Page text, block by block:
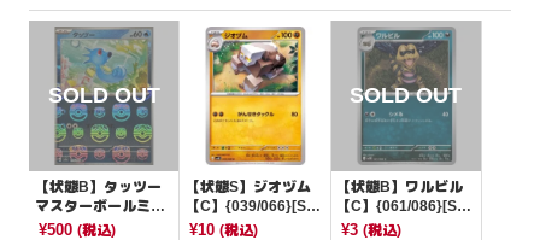
【状態B】タッツー
マスターボールミラ
ー【C】{116/165}[S
¥500 (税込)
【状態S】ジオヅム
【C】{039/066}[SV
4K]
¥10(税込)
【状態B】ワルビル
【C】{061/086}[SV1
1B]
¥3 (税込)